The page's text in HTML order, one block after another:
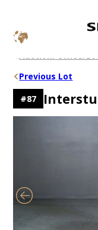
Skip
content
Auction: Office/
Previous Lot
#87